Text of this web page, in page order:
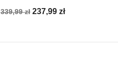
Cena
339,99 zł Cena
237,99 zł